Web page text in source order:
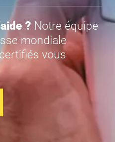
? Notre équipe
mondiale
vous